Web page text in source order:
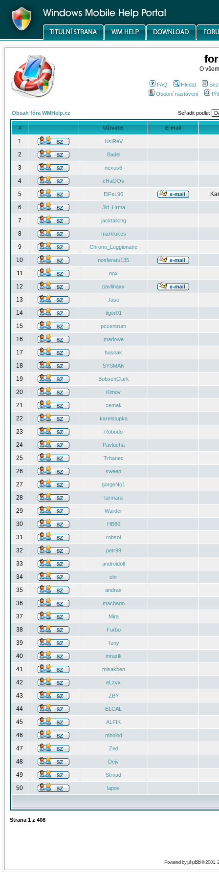
O
FAQ Hledat
Osobní nastavení
Obsah fóra WMHelp.cz Seřadit podle:
# Uživatel E-mail
1 UsiReV
2 Badel
3 nexus6
4 cHaOOs
5 EiFeL96
6
Jiri_Hrma
7 jacktalking
8 marklukes
9 Chrono_Leggionaire
10 nosferatu135
11 nox
12 pavlinaxx
13 Jaso
14 tiger01
15 pccentrum
16 marlowe
17 husnak
18 SYSMAN
19 BobsenClark
20 Kimov
21 cemak
22 karelstupka
23 Robodo
24 Pavlucha
25 Trhanec
26 sweep
27 gorgeNo1
28 tarmara
29 Warder
30 HB80
31 robsol
32 petr99
33 androidoll
34 ohr
35 andras
36 machado
37 Mira
38 Furbo
39 Tony
40 mrazik
41 misakben
42 eLzyx
43 ZBY
44 ELCAL
45 ALFIK
46 mholod
47 Zed
48 Dejv
49 Strnad
50 lapos
Strana 1 z 408
Powered byphpBB© 2001,